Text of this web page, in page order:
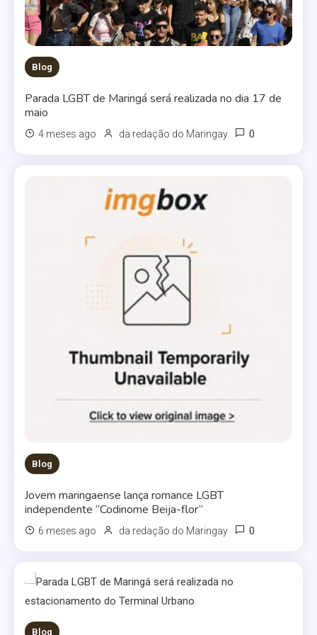
Blog
Parada LGBT de Maringá será realizada no dia 17 de
maio
4 meses ago da redação do Maringay 0
Blog
Jovem maringaense lança romance LGBT
independente “Codinome Beija-flor”
6 meses ago da redação do Maringay 0
Blog